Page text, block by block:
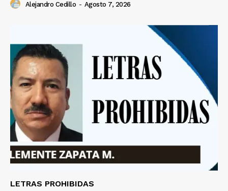
Alejandro Cedillo - Agosto 7, 2026
LETRAS PROHIBIDAS